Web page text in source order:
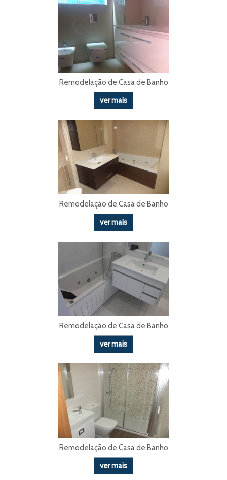
Remodelação de Casa de Banho
ver mais
Remodelação de Casa de Banho
ver mais
Remodelação de Casa de Banho
ver mais
Remodelação de Casa de Banho
ver mais